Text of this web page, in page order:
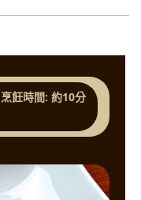
烹飪時間: 約10分